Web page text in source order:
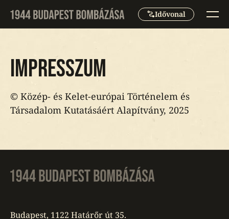
conversion_pathIdővonal
Impresszum
© Közép- és Kelet-európai Történelem és
Társadalom Kutatásáért Alapítvány, 2025
Budapest, 1122 Határőr út 35.